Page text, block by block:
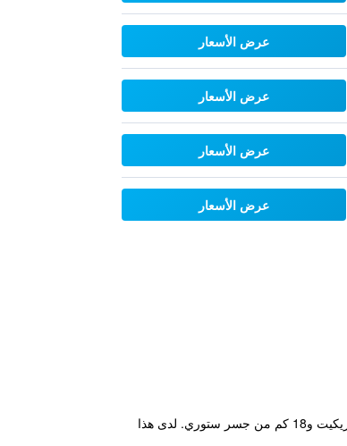
عرض الأسعار
عرض الأسعار
عرض الأسعار
عرض الأسعار
يتميز مكان إقامة "Nightcap at Manly Hotel" ببار ويقع في بريزبين في ولاية كوينزلاند على بُعد 18 كم من ملعب جابا - بريسبان للكريكيت و18 كم من جسر ستوري. لدى هذا